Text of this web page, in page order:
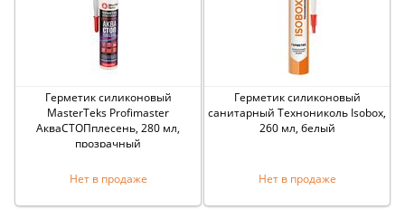
Герметик силиконовый
MasterTeks Profimaster
АкваСТОПплесень, 280 мл,
прозрачный
Нет в продаже
Герметик силиконовый
санитарный Технониколь Isobox,
260 мл, белый
Нет в продаже